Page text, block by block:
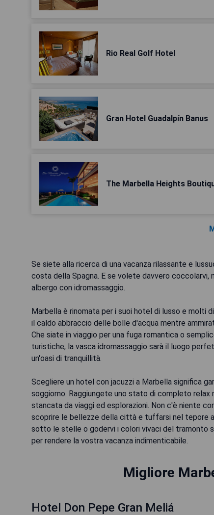
Rio Real Golf Hotel
Gran Hotel Guadalpín Banus
The Marbella Heights
Se siete alla ricerca di una vacanza rilassante e
costa della Spagna. E se volete davvero
albergo con idromassaggio.
Marbella è rinomata per i suoi hotel di lusso e molti
il caldo abbraccio delle bolle d'acqua mentre
Che siate in viaggio per una fuga romantica o
turistiche, la vasca idromassaggio sarà il luogo
un'oasi di tranquillità.
Scegliere un hotel con jacuzzi a Marbella significa
soggiorno. Raggiungete uno stato di completo
stancata da viaggi ed esplorazioni. Non c'è niente
scoprire le bellezze della città e tuffarsi nel tepore
sotto le stelle o godervi i colori vivaci del tramonto
per rendere la vostra vacanza indimenticabile.
Migliore
Hotel Don Pepe Gran Meliá